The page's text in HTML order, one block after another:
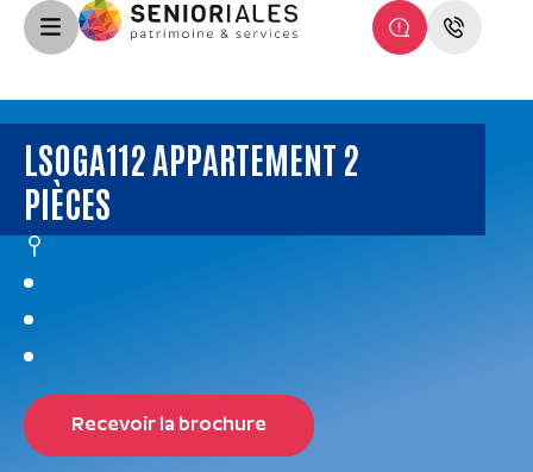
LSOGA112 APPARTEMENT 2
PIÈCES
Recevoir la brochure